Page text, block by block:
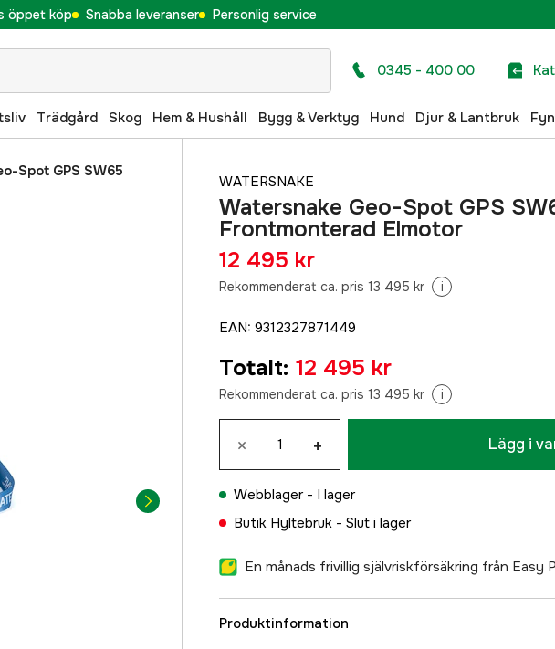
öppet köp Snabba leveranser Personlig service
0345 - 400 00
Trädgård Skog Hem & Hushåll Bygg & Verktyg Hund Djur & Lantbruk
Spot GPS SW65
WATERSNAKE
Watersnake Geo-Spot GPS
Frontmonterad Elmotor
12 495 kr
Rekommenderat ca. pris 13 495 kr i
EAN: 9312327871449
Totalt: 12 495 kr
Rekommenderat ca. pris 13 495 kr i
× + Lägg i
Webblager - I lager
Butik Hyltebruk - Slut i lager
En månads frivillig självriskförsäkring från Easy
Produktinformation